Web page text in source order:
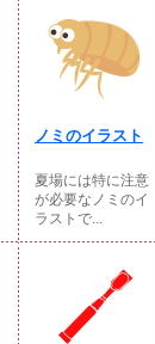
ノミのイラスト
夏場には特に注意
が必要なノミのイ
ラストで...